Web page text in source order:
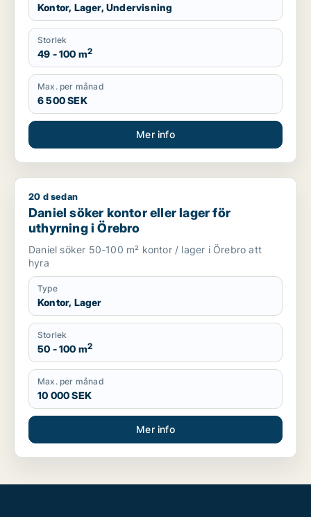
Kontor, Lager, Undervisning
Storlek
49 - 100 m2
Max. per månad
6 500 SEK
Mer info
Daniel söker kontor eller lager för uthyrning i Örebro
20 d sedan
Daniel söker kontor eller lager för
uthyrning i Örebro
Daniel söker 50-100 m² kontor / lager i Örebro att
hyra
Type
Kontor, Lager
Storlek
50 - 100 m2
Max. per månad
10 000 SEK
Mer info